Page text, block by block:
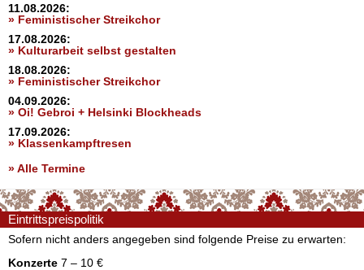
11.08.2026:
» Feministischer Streikchor
17.08.2026:
» Kulturarbeit selbst gestalten
18.08.2026:
» Feministischer Streikchor
04.09.2026:
» Oi! Gebroi + Helsinki Blockheads
17.09.2026:
» Klassenkampftresen
» Alle Termine
Eintrittspreispolitik
Sofern nicht anders angegeben sind folgende Preise zu erwarten:
Konzerte 7 – 10 €